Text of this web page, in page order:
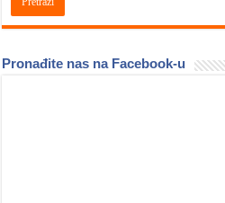
Pronađite nas na Facebook-u